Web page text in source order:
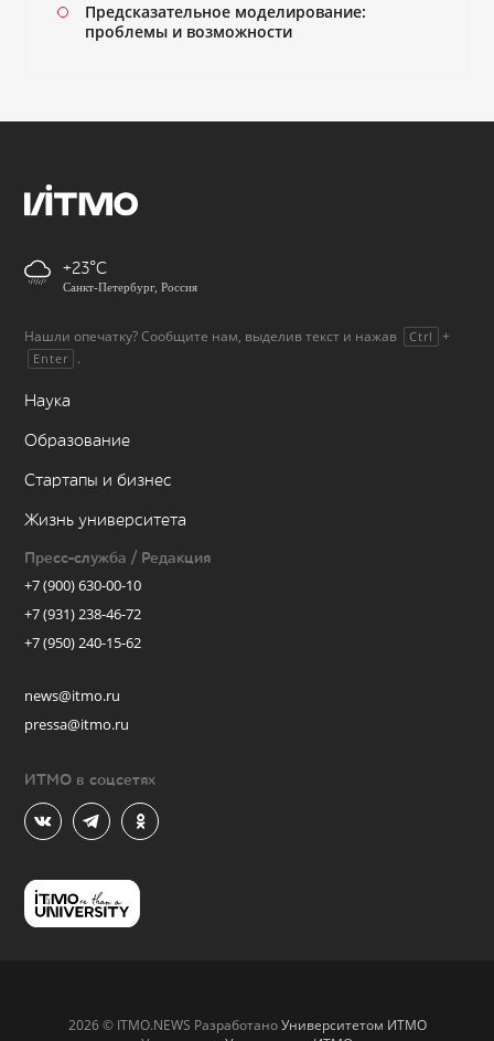
Предсказательное моделирование:
проблемы и возможности
+23
Санкт-Петербург, Россия
Нашли опечатку? Сообщите нам, выделив текст и нажав Ctrl +
Enter .
Наука
Образование
Стартапы и бизнес
Жизнь университета
Пресс-служба / Редакция
+7 (900) 630-00-10
+7 (931) 238-46-72
+7 (950) 240-15-62
news@itmo.ru
pressa@itmo.ru
ИТМО в соцсетях
2026 © ITMO.NEWS РазработаноУниверситетом ИТМО